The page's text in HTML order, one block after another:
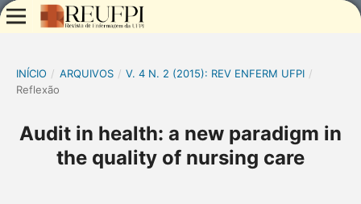
INÍCIO / ARQUIVOS / V. 4 N. 2 (2015): REV ENFERM UFPI /
Reflexão
Audit in health: a new paradigm in
the quality of nursing care